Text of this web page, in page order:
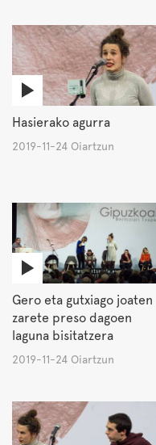
Hasierako agurra
2019-11-24 Oiartzun
Gero eta gutxiago joaten
zarete preso dagoen
laguna bisitatzera
2019-11-24 Oiartzun